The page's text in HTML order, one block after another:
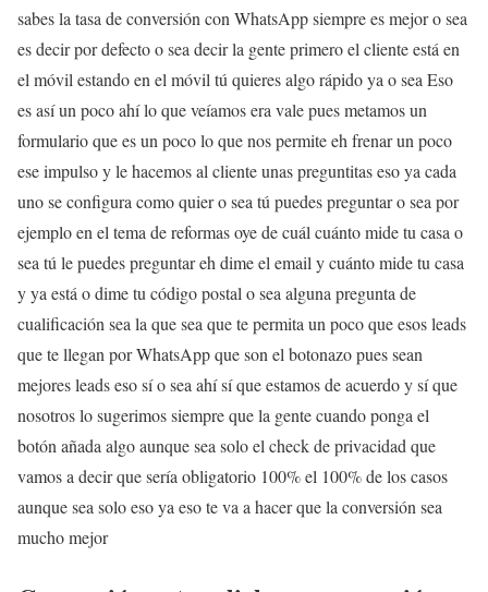
sabes la tasa de conversión con WhatsApp siempre es mejor o sea
es decir por defecto o sea decir la gente primero el cliente está en
el móvil estando en el móvil tú quieres algo rápido ya o sea Eso
es así un poco ahí lo que veíamos era vale pues metamos un
formulario que es un poco lo que nos permite eh frenar un poco
ese impulso y le hacemos al cliente unas preguntitas eso ya cada
uno se configura como quier o sea tú puedes preguntar o sea por
ejemplo en el tema de reformas oye de cuál cuánto mide tu casa o
sea tú le puedes preguntar eh dime el email y cuánto mide tu casa
y ya está o dime tu código postal o sea alguna pregunta de
cualificación sea la que sea que te permita un poco que esos leads
que te llegan por WhatsApp que son el botonazo pues sean
mejores leads eso sí o sea ahí sí que estamos de acuerdo y sí que
nosotros lo sugerimos siempre que la gente cuando ponga el
botón añada algo aunque sea solo el check de privacidad que
vamos a decir que sería obligatorio 100% el 100% de los casos
aunque sea solo eso ya eso te va a hacer que la conversión sea
mucho mejor